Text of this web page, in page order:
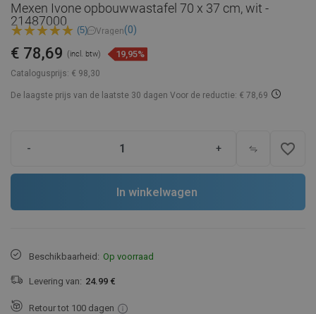
Mexen Ivone opbouwwastafel 70 x 37 cm, wit -
21487000
(5) Vragen(0)
Catalogusprijs: € 98,30
€ 78,69 (incl. btw) 19,95%
De laagste prijs van de laatste 30 dagen Voor de reductie: € 78,69
- + favorite_border
In winkelwagen
Beschikbaarheid: Op voorraad
Levering van: 24.99 €
Retour tot 100 dagen